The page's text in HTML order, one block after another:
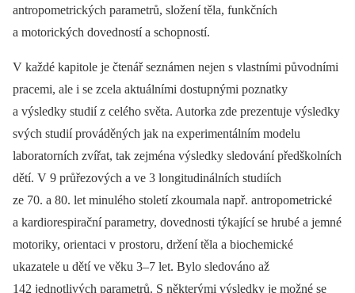
antropometrických parametrů, složení těla, funkčních
a motorických dovedností a schopností.
V každé kapitole je čtenář seznámen nejen s vlastními původními
pracemi, ale i se zcela aktuálními dostupnými poznatky
a výsledky studií z celého světa. Autorka zde prezentuje výsledky
svých studií prováděných jak na experimentálním modelu
laboratorních zvířat, tak zejména výsledky sledování předškolních
dětí. V 9 průřezových a ve 3 longitudinálních studiích
ze 70. a 80. let minulého století zkoumala např. antropometrické
a kardiorespirační parametry, dovednosti týkající se hrubé a jemné
motoriky, orientaci v prostoru, držení těla a biochemické
ukazatele u dětí ve věku 3–7 let. Bylo sledováno až
142 jednotlivých parametrů. S některými výsledky je možné se